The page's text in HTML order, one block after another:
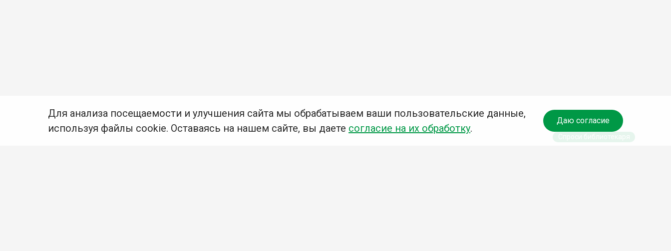
Для анализа посещаемости и улучшения сайта мы обрабатываем ваши пользовательские данные,
используя файлы cookie. Оставаясь на нашем сайте, вы даете согласие на их обработку.
Даю согласие
Спроси библиотекаря